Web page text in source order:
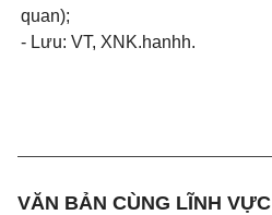
quan);
- Lưu: VT, XNK.hanhh.
VĂN BẢN CÙNG LĨNH VỰC